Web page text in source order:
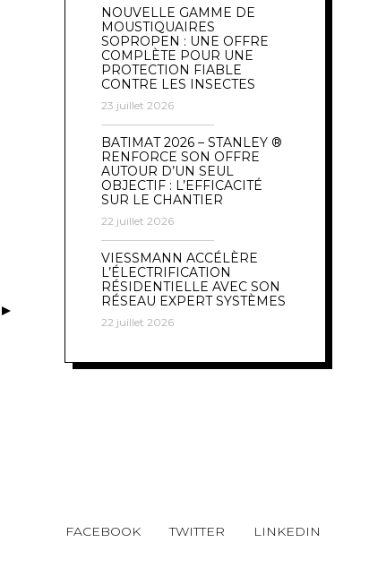
NOUVELLE GAMME DE
MOUSTIQUAIRES
SOPROPEN : UNE OFFRE
COMPLÈTE POUR UNE
PROTECTION FIABLE
CONTRE LES INSECTES
23 juillet 2026
BATIMAT 2026 – STANLEY ®
RENFORCE SON OFFRE
AUTOUR D’UN SEUL
OBJECTIF : L’EFFICACITÉ
SUR LE CHANTIER
22 juillet 2026
VIESSMANN ACCÉLÈRE
L’ÉLECTRIFICATION
RÉSIDENTIELLE AVEC SON
RÉSEAU EXPERT SYSTÈMES
22 juillet 2026
FACEBOOK TWITTER LINKEDIN